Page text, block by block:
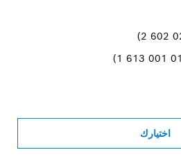
اختيارك